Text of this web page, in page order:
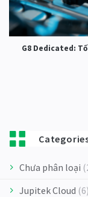
Chưa phân loại
Jupitek Cloud (6)
G8 Dedicated: